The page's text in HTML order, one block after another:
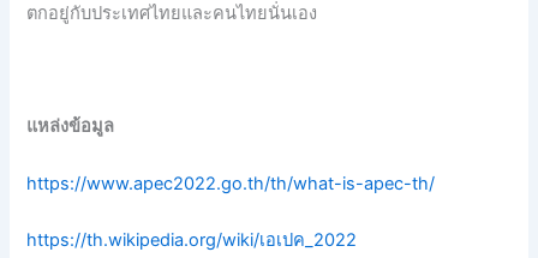
ตกอยู่กับประเทศไทยและคนไทยนั่นเอง
แหล่งข้อมูล
https://www.apec2022.go.th/th/what-is-apec-th/
https://th.wikipedia.org/wiki/เอเปค_2022